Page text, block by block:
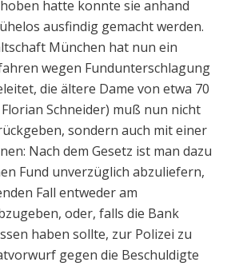
hatte konnte sie anhand
ausfindig gemacht werden.
München hat nun ein
wegen Fundunterschlagung
die ältere Dame von etwa 70
Schneider) muß nun nicht
sondern auch mit einer
Nach dem Gesetz ist man dazu
Fund unverzüglich abzuliefern,
Fall entweder am
oder, falls die Bank
haben sollte, zur Polizei zu
gegen die Beschuldigte